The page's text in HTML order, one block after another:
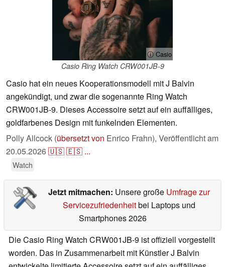
ⓘ Casio
Casio Ring Watch CRW001JB-9
Casio hat ein neues Kooperationsmodell mit J Balvin
angekündigt, und zwar die sogenannte Ring Watch
CRW001JB-9. Dieses Accessoire setzt auf ein auffälliges,
goldfarbenes Design mit funkelnden Elementen.
Polly Allcock (übersetzt von Enrico Frahn), Veröffentlicht am
20.05.2026🇺🇸🇪🇸 ...
Watch
Jetzt mitmachen: Unsere große Umfrage zur
Servicezufriedenheitbei Laptops und
Smartphones 2026
Die Casio Ring Watch CRW001JB-9 ist offiziell vorgestellt
worden. Das in Zusammenarbeit mit Künstler J Balvin